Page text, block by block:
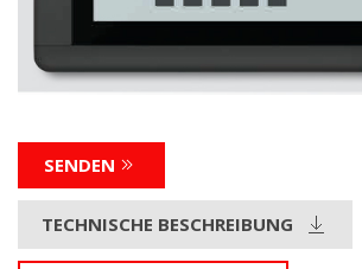
SENDEN
TECHNISCHE BESCHREIBUNG